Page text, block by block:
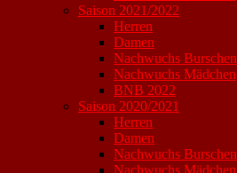
Saison 2021/2022
Herren
Damen
Nachwuchs Burschen
Nachwuchs Mädchen
BNB 2022
Saison 2020/2021
Herren
Damen
Nachwuchs Burschen
Nachwuchs Mädchen